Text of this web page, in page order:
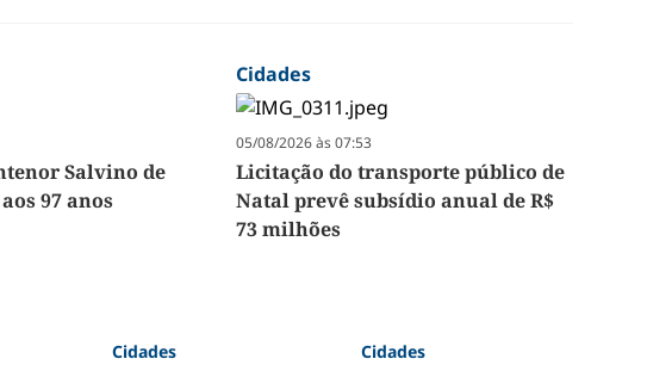
Salvino de
97 anos
Cidades
05/08/2026 às 07:53
Licitação do transporte público de
Natal prevê subsídio anual de R$
73 milhões
Cidades Cidades